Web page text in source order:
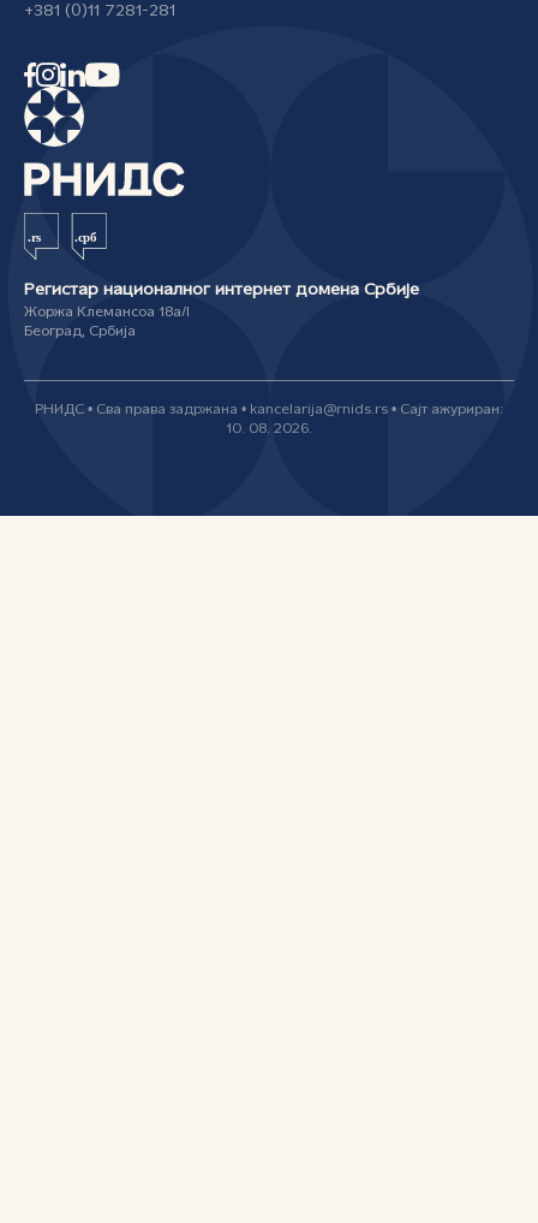
+381 (0)11 7281-281
Регистар националног интернет домена Србије
Жоржа Клемансоа 18а/I
Београд, Србија
РНИДС • Сва права задржана • kancelarija@rnids.rs • Сајт ажуриран:
10. 08. 2026.